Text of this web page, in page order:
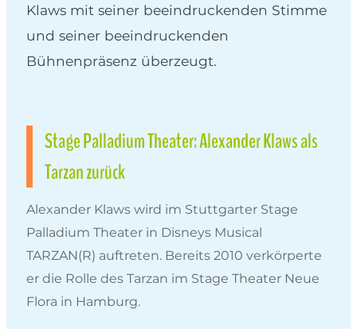
Klaws mit seiner beeindruckenden Stimme
und seiner beeindruckenden
Bühnenpräsenz überzeugt.
Stage Palladium Theater: Alexander Klaws als
Tarzan zurück
Alexander Klaws wird im Stuttgarter Stage
Palladium Theater in Disneys Musical
TARZAN(R) auftreten. Bereits 2010 verkörperte
er die Rolle des Tarzan im Stage Theater Neue
Flora in Hamburg.